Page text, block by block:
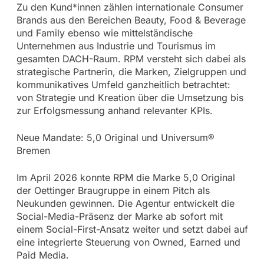
Zu den Kund*innen zählen internationale Consumer
Brands aus den Bereichen Beauty, Food & Beverage
und Family ebenso wie mittelständische
Unternehmen aus Industrie und Tourismus im
gesamten DACH-Raum. RPM versteht sich dabei als
strategische Partnerin, die Marken, Zielgruppen und
kommunikatives Umfeld ganzheitlich betrachtet:
von Strategie und Kreation über die Umsetzung bis
zur Erfolgsmessung anhand relevanter KPIs.
Neue Mandate: 5,0 Original und Universum®
Bremen
Im April 2026 konnte RPM die Marke 5,0 Original
der Oettinger Braugruppe in einem Pitch als
Neukunden gewinnen. Die Agentur entwickelt die
Social-Media-Präsenz der Marke ab sofort mit
einem Social-First-Ansatz weiter und setzt dabei auf
eine integrierte Steuerung von Owned, Earned und
Paid Media.